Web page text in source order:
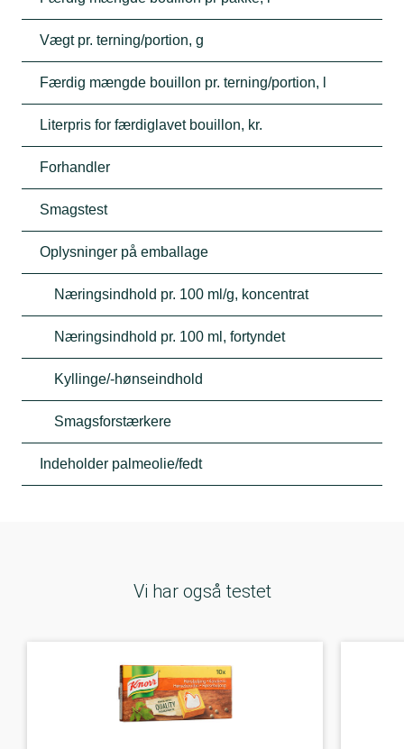
Vægt pr. terning/portion, g
Færdig mængde bouillon pr. terning/portion, l
Literpris for færdiglavet bouillon, kr.
Forhandler
Smagstest
Oplysninger på emballage
Næringsindhold pr. 100 ml/g, koncentrat
Næringsindhold pr. 100 ml, fortyndet
Kyllinge/-hønseindhold
Smagsforstærkere
Indeholder palmeolie/fedt
Vi har også testet